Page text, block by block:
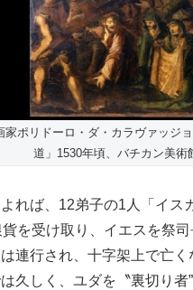
家ポリドーロ・ダ・カラヴァッジ
道」1530年頃、バチカン美術
れば、12弟子の1人「イス
を受け取り、イエスを祭
連行され、十字架上で亡
久しく、ユダを〝裏切り者